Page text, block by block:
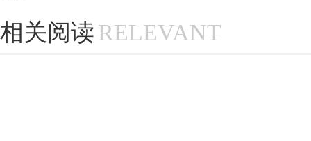
相关阅读RELEVANT